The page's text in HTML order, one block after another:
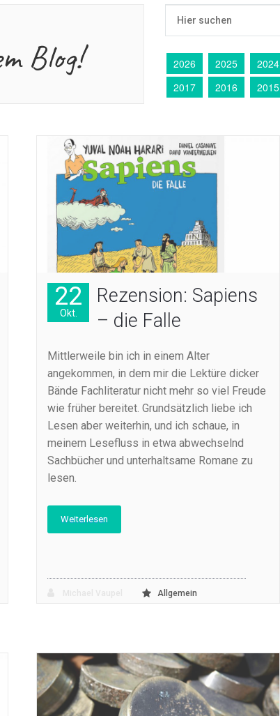
Blog! 2026 2025 2024
2017
2016 2015
22
Okt.
Rezension: Sapiens
– die Falle
Mittlerweile bin ich in einem Alter
angekommen, in dem mir die Lektüre dicker
Bände Fachliteratur nicht mehr so viel Freude
wie früher bereitet. Grundsätzlich liebe ich
Lesen aber weiterhin, und ich schaue, in
meinem Lesefluss in etwa abwechselnd
Sachbücher und unterhaltsame Romane zu
lesen.
Weiterlesen
Allgemein